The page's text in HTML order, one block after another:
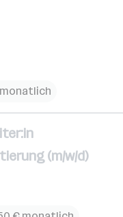
monatlich
(m/w/d)